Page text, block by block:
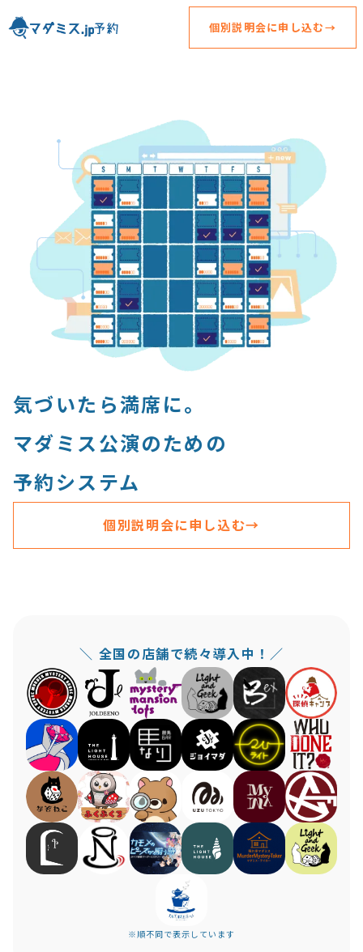
個別説明会に申し込む→
気づいたら満席に。
マダミス公演のための
予約システム
個別説明会に申し込む→
＼ 全国の店舗で続々導入中！／
※順不同で表示しています